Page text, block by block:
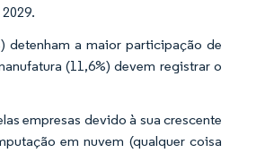
detenham a maior participação de
(11,6%) devem registrar o
empresas devido à sua crescente
em nuvem (qualquer coisa